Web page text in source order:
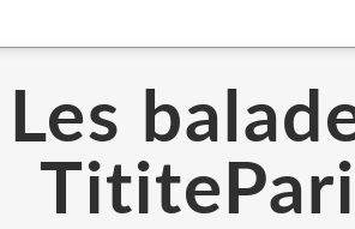
Les